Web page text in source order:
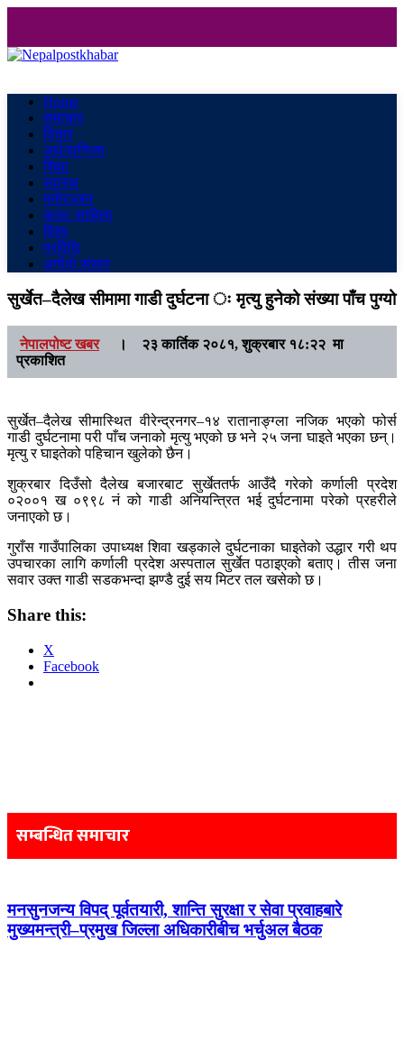
Home
समाचार
विचार
अर्थ/वाणिज्य
शिक्षा
स्वास्थ
मनाेरञ्जन
कला/ साहित्य
विश्व
प्रविधि
अनौठो संसार
सुर्खेत–दैलेख सीमामा गाडी दुर्घटना ः मृत्यु हुनेको संख्या पाँच पुग्यो
नेपालपोष्ट खबर।
२३ कार्तिक २०८१, शुक्रबार १८:२२ मा
प्रकाशित
सुर्खेत–दैलेख सीमास्थित वीरेन्द्रनगर–१४ रातानाङ्ग्ला नजिक भएको फोर्स
गाडी दुर्घटनामा परी पाँच जनाको मृत्यु भएको छ भने २५ जना घाइते भएका छन्।
मृत्यु र घाइतेको पहिचान खुलेको छैन।
शुक्रबार दिउँसो दैलेख बजारबाट सुर्खेततर्फ आउँदै गरेको कर्णाली प्रदेश
०२००१ ख ०९९८ नं को गाडी अनियन्त्रित भई दुर्घटनामा परेको प्रहरीले
जनाएको छ।
गुराँस गाउँपालिका उपाध्यक्ष शिवा खड्काले दुर्घटनाका घाइतेको उद्धार गरी थप
उपचारका लागि कर्णाली प्रदेश अस्पताल सुर्खेत पठाइएको बताए। तीस जना
सवार उक्त गाडी सडकभन्दा झण्डै दुई सय मिटर तल खसेको छ।
Share this:
X
Facebook
navigation
सम्बन्धित समाचार
मनसुनजन्य विपद् पूर्वतयारी, शान्ति सुरक्षा र सेवा प्रवाहबारे
मुख्यमन्त्री–प्रमुख जिल्ला अधिकारीबीच भर्चुअल बैठक